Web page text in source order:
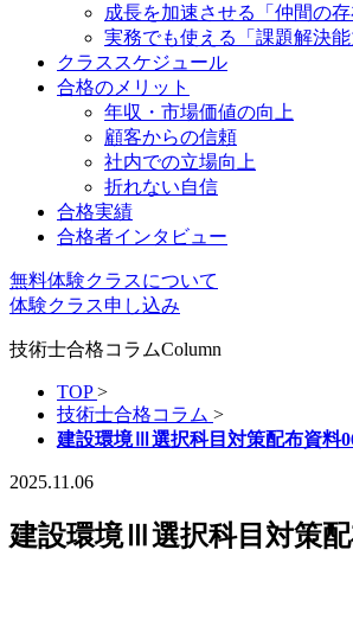
成長を加速させる「仲間の存
実務でも使える「課題解決能
クラススケジュール
合格のメリット
年収・市場価値の向上
顧客からの信頼
社内での立場向上
折れない自信
合格実績
合格者インタビュー
無料体験クラスについて
体験クラス申し込み
技術士合格コラムColumn
TOP >
技術士合格コラム >
建設環境Ⅲ選択科目対策配布資料
2025.11.06
建設環境Ⅲ選択科目対策配